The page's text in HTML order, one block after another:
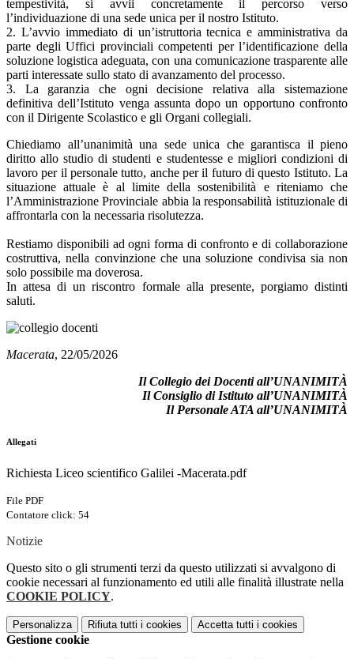
tempestività, si avvii concretamente il percorso verso
l’individuazione di una sede unica per il nostro Istituto.
2. L’avvio immediato di un’istruttoria tecnica e amministrativa da
parte degli Uffici provinciali competenti per l’identificazione della
soluzione logistica adeguata, con una comunicazione trasparente alle
parti interessate sullo stato di avanzamento del processo.
3. La garanzia che ogni decisione relativa alla sistemazione
definitiva dell’Istituto venga assunta dopo un opportuno confronto
con il Dirigente Scolastico e gli Organi collegiali.
Chiediamo all’unanimità una sede unica che garantisca il pieno
diritto allo studio di studenti e studentesse e migliori condizioni di
lavoro per il personale tutto, anche per il futuro di questo Istituto. La
situazione attuale è al limite della sostenibilità e riteniamo che
l’Amministrazione Provinciale abbia la responsabilità istituzionale di
affrontarla con la necessaria risolutezza.
Restiamo disponibili ad ogni forma di confronto e di collaborazione
costruttiva, nella convinzione che una soluzione condivisa sia non
solo possibile ma doverosa.
In attesa di un riscontro formale alla presente, porgiamo distinti
saluti.
Macerata, 22/05/2026
Il Collegio dei Docenti all’UNANIMITÀ
Il Consiglio di Istituto all’UNANIMITÀ
Il Personale ATA all’UNANIMITÀ
Allegati
Richiesta Liceo scientifico Galilei -Macerata.pdf
File PDF
Contatore click: 54
Notizie
Questo sito o gli strumenti terzi da questo utilizzati si avvalgono di
cookie necessari al funzionamento ed utili alle finalità illustrate nella
COOKIE POLICY.
Personalizza Rifiuta tutti i cookies Accetta tutti i cookies
Gestione cookie